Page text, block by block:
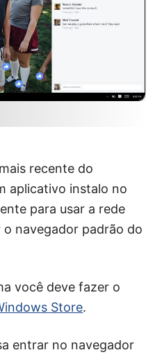
recente do
aplicativo instalo no
para usar a rede
o navegador padrão do
você deve fazer o
Store.
entrar no navegador